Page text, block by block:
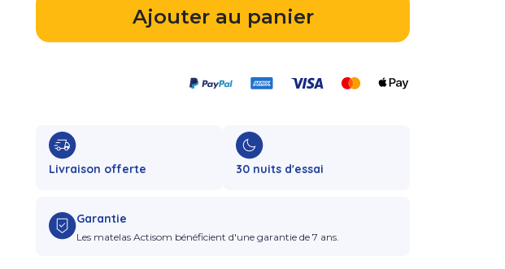
Ajouter au panier
Livraison offerte 30 nuits d'essai
Garantie
Les matelas Actisom bénéficient d'une garantie de 7 ans.